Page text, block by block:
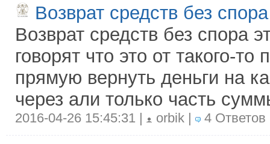
Возврат средств без
Возврат средств без спора
говорят что это от такого-
прямую вернуть деньги на
через али только часть
2016-04-26 15:45:31 | orbik | 4 Ответов